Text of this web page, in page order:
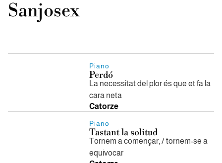
Sanjosex
Piano
Perdó
La necessitat del plor és que et fa la
cara neta
Catorze
Piano
Tastant la solitud
Tornem a començar, / tornem-se a
equivocar